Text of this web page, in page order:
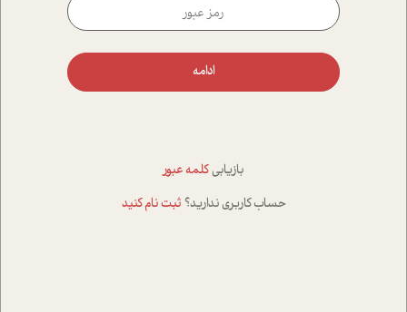
ادامه
بازیابی کلمه عبور
حساب کاربری ندارید؟ ثبت نام کنید